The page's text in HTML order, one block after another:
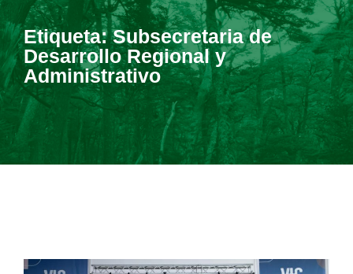
Etiqueta:Subsecretaria de
Desarrollo Regional y
Administrativo